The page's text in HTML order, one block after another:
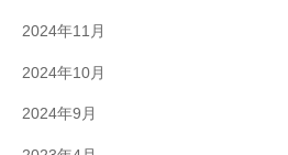
2024年11月
2024年10月
2024年9月